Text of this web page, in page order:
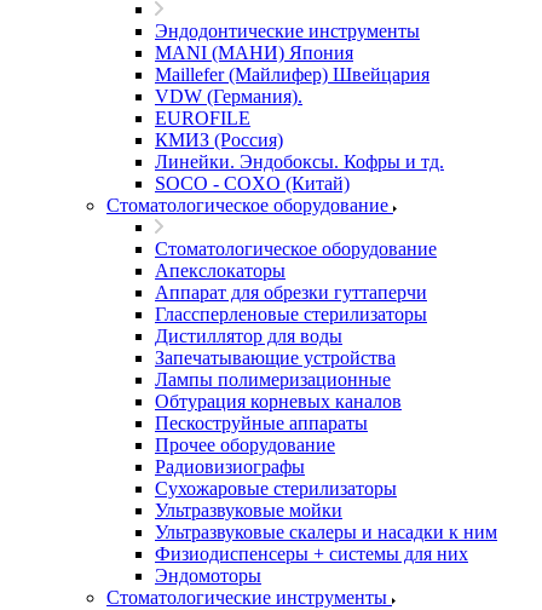
Эндодонтические инструменты
MANI (МАНИ) Япония
Maillefer (Майлифер) Швейцария
VDW (Германия).
EUROFILE
КМИЗ (Россия)
Линейки. Эндобоксы. Кофры и тд.
SOCO - COXO (Китай)
Стоматологическое оборудование
Стоматологическое оборудование
Апекслокаторы
Аппарат для обрезки гуттаперчи
Глассперленовые стерилизаторы
Дистиллятор для воды
Запечатывающие устройства
Лампы полимеризационные
Обтурация корневых каналов
Пескоструйные аппараты
Прочее оборудование
Радиовизиографы
Сухожаровые стерилизаторы
Ультразвуковые мойки
Ультразвуковые скалеры и насадки к ним
Физиодиспенсеры + системы для них
Эндомоторы
Стоматологические инструменты